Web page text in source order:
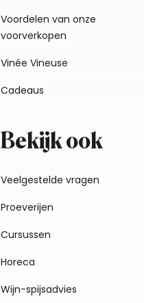
Voordelen van onze
voorverkopen
Vinée Vineuse
Cadeaus
Bekijk ook
Veelgestelde vragen
Proeverijen
Cursussen
Horeca
Wijn-spijsadvies